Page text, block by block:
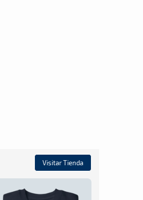
Visitar Tienda